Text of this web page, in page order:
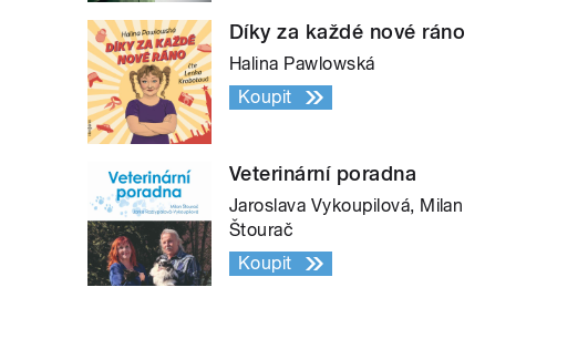
Díky za každé nové ráno
Halina Pawlowská
Koupit
Veterinární poradna
Jaroslava Vykoupilová, Milan
Štourač
Koupit